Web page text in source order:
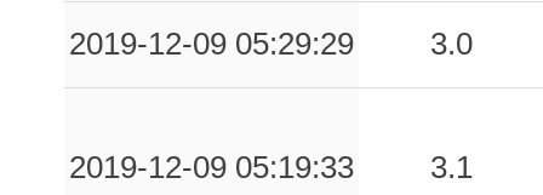
2019-12-09 05:29:29 3.0
2019-12-09 05:19:33 3.1